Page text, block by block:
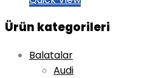
Ürün kategorileri
Balatalar
Audi